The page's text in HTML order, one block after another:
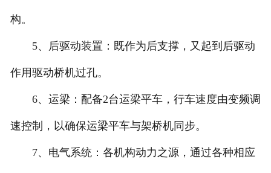
构。
5、后驱动装置：既作为后支撑，又起到后驱动
作用驱动桥机过孔。
6、运梁：配备2台运梁平车，行车速度由变频调
速控制，以确保运梁平车与架桥机同步。
7、电气系统：各机构动力之源，通过各种相应